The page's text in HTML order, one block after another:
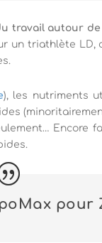
travail autour
un triathlète LD,
), les nutriments
Encore
pour